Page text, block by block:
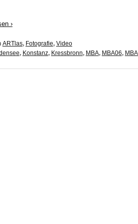
›
ARTlas, Fotografie, Video
, Konstanz, Kressbronn, MBA, MBA06,